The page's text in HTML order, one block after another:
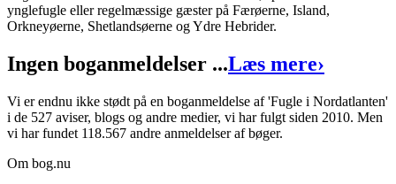
Fugle i Nordatlanten
Forfatter
Søren Sørensen
Sider:277
Gads Forlag
ynglefugle eller regelmæssige gæster på Færøerne, Island,
Orkneyøerne, Shetlandsøerne og Ydre Hebrider.
Ingen boganmeldelser ...Læs mere›
Vi er endnu ikke stødt på en boganmeldelse af 'Fugle i Nordatlanten'
i de 527 aviser, blogs og andre medier, vi har fulgt siden 2010. Men
vi har fundet 118.567 andre anmeldelser af bøger.
Om bog.nu